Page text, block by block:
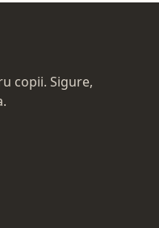
copii. Sigure,